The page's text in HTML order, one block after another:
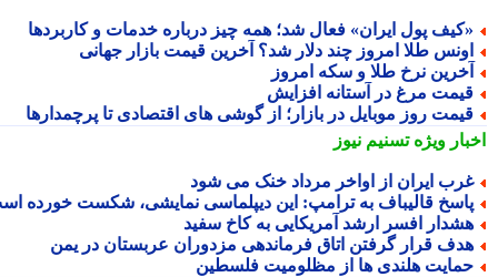
پول ایران» فعال شد؛ همه چیز درباره خدمات و کاربردها
طلا امروز چند دلار شد؟ آخرین قیمت بازار جهانی
نرخ طلا و سکه امروز
مرغ در آستانه افزایش
روز موبایل در بازار؛ از گوشی های اقتصادی تا پرچمدارها
ویژهتسنیم نیوز
ایران از اواخر مرداد خنک می شود
قالیباف به ترامپ: این دیپلماسی نمایشی، شکست خورده است
افسر ارشد آمریکایی به کاخ سفید
قرار گرفتن اتاق فرماندهی مزدوران عربستان در یمن
هلندی ها از مظلومیت فلسطین